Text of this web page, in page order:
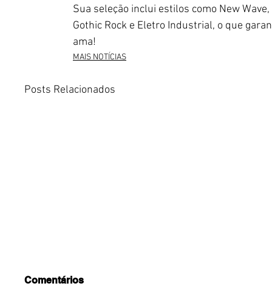
Sua seleção inclui estilos como New
Gothic Rock e Eletro Industrial, o que
ama!
MAIS NOTÍCIAS
Posts Relacionados
Comentários